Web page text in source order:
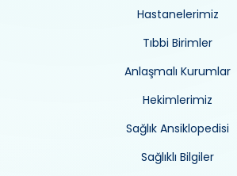
Hastanelerimiz
Tıbbi Birimler
Anlaşmalı Kurumlar
Hekimlerimiz
Sağlık Ansiklopedisi
Sağlıklı Bilgiler